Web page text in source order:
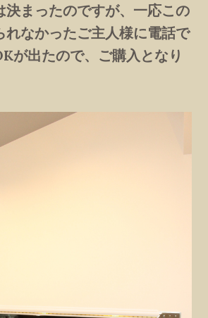
決まったのですが、一応この
れなかったご主人様に電話で
が出たので、ご購入となり